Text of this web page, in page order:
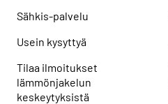
Sähkis-palvelu
Usein kysyttyä
Tilaa ilmoitukset
lämmönjakelun
keskeytyksistä